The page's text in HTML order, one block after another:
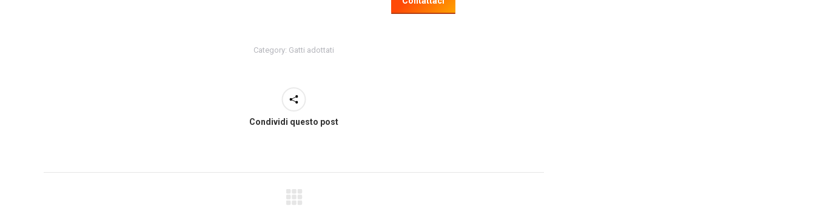
Category: Gatti adottati
Condividi questo post